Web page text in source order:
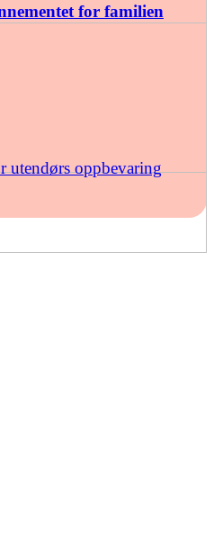
for familien
utendørs oppbevaring